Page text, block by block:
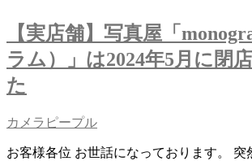
【実店舗】写真屋「
ラム）」は2024年5月に閉
た
カメラピープル
お客様各位 お世話になっております。 突